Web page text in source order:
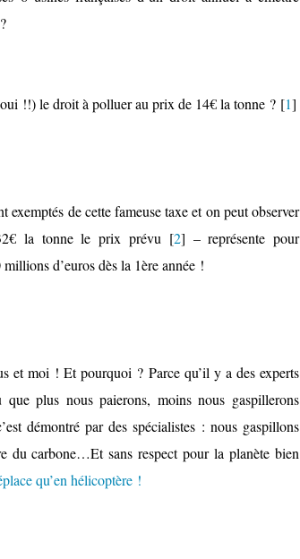
!!) le droit à polluer au prix de 14€ la tonne ? [1]
de cette fameuse taxe et on peut observer
la tonne le prix prévu [2] – représente pour
d’euros dès la 1ère année !
et moi ! Et pourquoi ? Parce qu’il y a des experts
plus nous paierons, moins nous gaspillerons
démontré par des spécialistes : nous gaspillons
du carbone…Et sans respect pour la planète bien
qu’en hélicoptère !